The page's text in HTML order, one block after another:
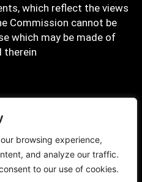
browsing experience,
and analyze our traffic.
to our use of cookies.
which reflect the views
Commission cannot be
which may be made of
therein
Created by SIGMA